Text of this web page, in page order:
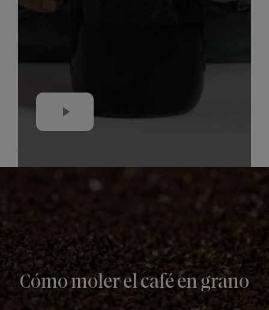
Cómo moler el café en grano